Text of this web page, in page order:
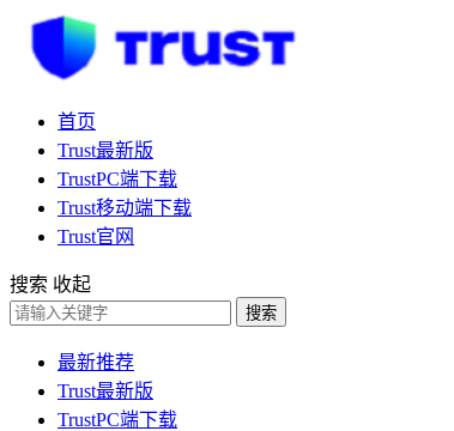
首页
Trust最新版
TrustPC端下载
Trust移动端下载
Trust官网
搜索 收起
搜索
最新推荐
Trust最新版
TrustPC端下载